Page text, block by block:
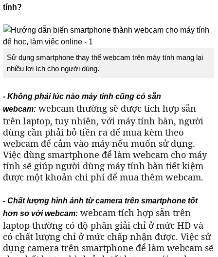
tính?
Sử dụng smartphone thay thế webcam trên máy tính mang lại
nhiều lợi ích cho người dùng.
- Không phải lúc nào máy tính cũng có sẵn
webcam: webcam thường sẽ được tích hợp sẵn
trên laptop, tuy nhiên, với máy tính bàn, người
dùng cần phải bỏ tiền ra để mua kèm theo
webcam để cắm vào máy nếu muốn sử dụng.
Việc dùng smartphone để làm webcam cho máy
tính sẽ giúp người dùng máy tính bàn tiết kiệm
được một khoản chi phí để mua thêm webcam.
- Chất lượng hình ảnh từ camera trên smartphone tốt
hơn so với webcam: webcam tích hợp sẵn trên
laptop thường có độ phân giải chỉ ở mức HD và
có chất lượng chỉ ở mức chấp nhận được. Việc sử
dụng camera trên smartphone để làm webcam sẽ